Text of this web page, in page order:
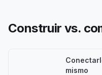
Construir vs.
mismo